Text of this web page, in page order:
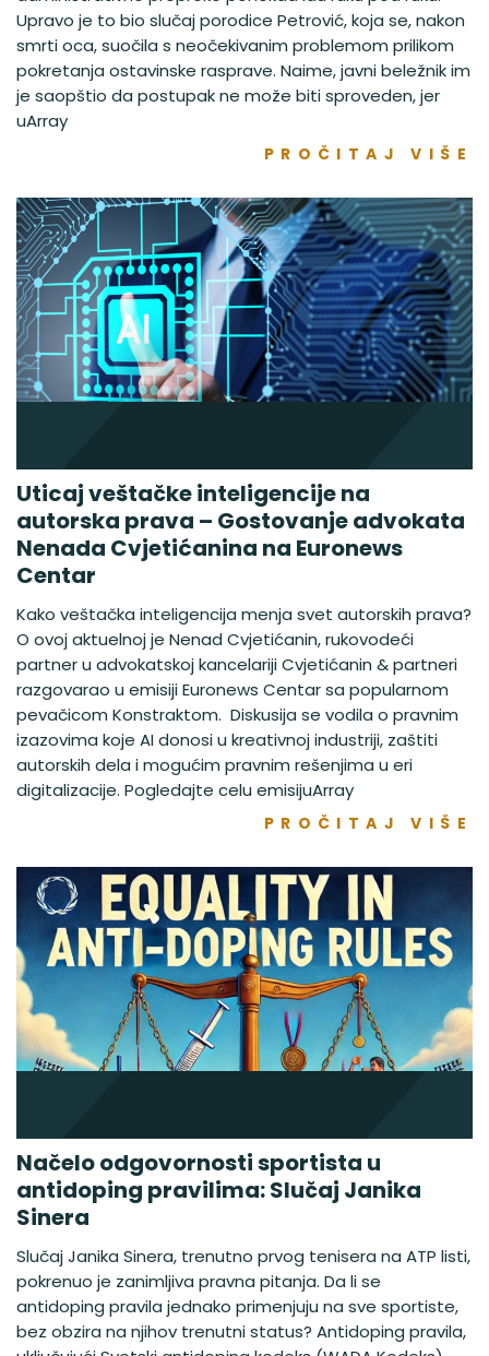
Upravo je to bio slučaj porodice Petrović, koja se, nakon
smrti oca, suočila s neočekivanim problemom prilikom
pokretanja ostavinske rasprave. Naime, javni beležnik im
je saopštio da postupak ne može biti sproveden, jer
uArray
PROČITAJ VIŠE
Uticaj veštačke inteligencije na
autorska prava – Gostovanje advokata
Nenada Cvjetićanina na Euronews
Centar
Kako veštačka inteligencija menja svet autorskih prava?
O ovoj aktuelnoj je Nenad Cvjetićanin, rukovodeći
partner u advokatskoj kancelariji Cvjetićanin & partneri
razgovarao u emisiji Euronews Centar sa popularnom
pevačicom Konstraktom. Diskusija se vodila o pravnim
izazovima koje AI donosi u kreativnoj industriji, zaštiti
autorskih dela i mogućim pravnim rešenjima u eri
digitalizacije. Pogledajte celu emisijuArray
PROČITAJ VIŠE
Načelo odgovornosti sportista u
antidoping pravilima: Slučaj Janika
Sinera
Slučaj Janika Sinera, trenutno prvog tenisera na ATP listi,
pokrenuo je zanimljiva pravna pitanja. Da li se
antidoping pravila jednako primenjuju na sve sportiste,
bez obzira na njihov trenutni status? Antidoping pravila,